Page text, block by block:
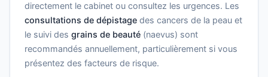
directement le cabinet ou consultez les urgences. Les
consultations de dépistage des cancers de la peau et
le suivi des grains de beauté (naevus) sont
recommandés annuellement, particulièrement si vous
présentez des facteurs de risque.